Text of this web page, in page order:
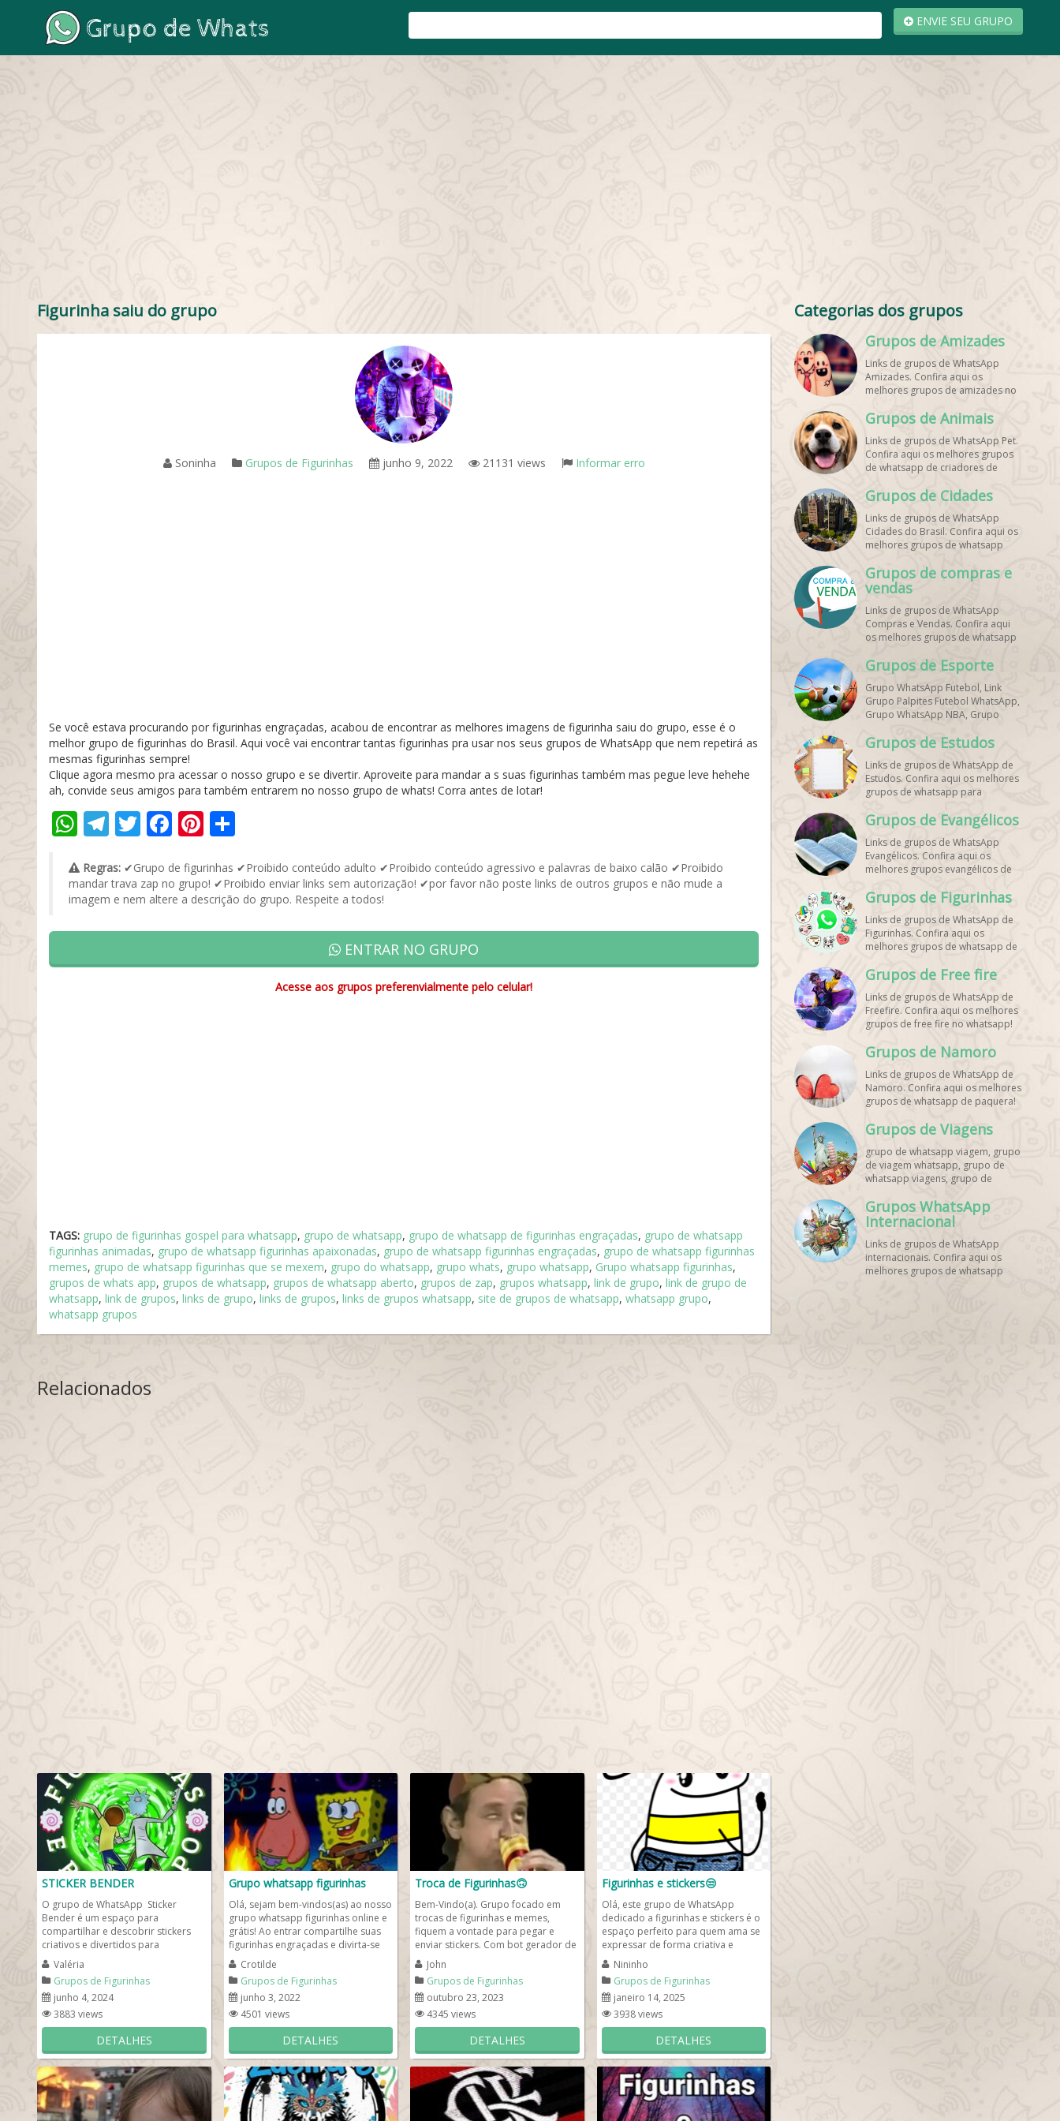
ENVIE SEU GRUPO
Figurinha saiu do grupo
Soninha Grupos de Figurinhas junho 9, 2022 21131 views Informar erro
Se você estava procurando por figurinhas engraçadas, acabou de encontrar as melhores imagens de figurinha saiu do grupo, esse é o
melhor grupo de figurinhas do Brasil. Aqui você vai encontrar tantas figurinhas pra usar nos seus grupos de WhatsApp que nem repetirá as
mesmas figurinhas sempre!
Clique agora mesmo pra acessar o nosso grupo e se divertir. Aproveite para mandar a s suas figurinhas também mas pegue leve hehehe
ah, convide seus amigos para também entrarem no nosso grupo de whats! Corra antes de lotar!
WhatsApp
Telegram
Twitter
Facebook
Pinterest
Regras: ✔Grupo de figurinhas ✔Proibido conteúdo adulto ✔Proibido conteúdo agressivo e palavras de baixo calão ✔Proibido
mandar trava zap no grupo! ✔Proibido enviar links sem autorização! ✔por favor não poste links de outros grupos e não mude a
imagem e nem altere a descrição do grupo. Respeite a todos!
ENTRAR NO GRUPO
Acesse aos grupos preferenvialmente pelo celular!
TAGS: grupo de figurinhas gospel para whatsapp, grupo de whatsapp, grupo de whatsapp de figurinhas engraçadas, grupo de whatsapp
figurinhas animadas, grupo de whatsapp figurinhas apaixonadas, grupo de whatsapp figurinhas engraçadas, grupo de whatsapp figurinhas
memes, grupo de whatsapp figurinhas que se mexem, grupo do whatsapp, grupo whats, grupo whatsapp, Grupo whatsapp figurinhas,
grupos de whats app, grupos de whatsapp, grupos de whatsapp aberto, grupos de zap, grupos whatsapp, link de grupo, link de grupo de
whatsapp, link de grupos, links de grupo, links de grupos, links de grupos whatsapp, site de grupos de whatsapp, whatsapp grupo,
whatsapp grupos
Relacionados
STICKER BENDER
O grupo de WhatsApp Sticker
Bender é um espaço para
compartilhar e descobrir stickers
criativos e divertidos para
WhatsApp. No grupo, você
encontrará: ...
Valéria
Grupos de Figurinhas
junho 4, 2024
3883 views
DETALHES
Grupo whatsapp figurinhas
Olá, sejam bem-vindos(as) ao nosso
grupo whatsapp figurinhas online e
grátis! Ao entrar compartilhe suas
figurinhas engraçadas e divirta-se
com o pessoal. ...
Crotilde
Grupos de Figurinhas
junho 3, 2022
4501 views
DETALHES
Troca de Figurinhas🙃
Bem-Vindo(a). Grupo focado em
trocas de figurinhas e memes,
fiquem a vontade para pegar e
enviar stickers. Com bot gerador de
figurinhas. Faça aqui novas...
John
Grupos de Figurinhas
outubro 23, 2023
4345 views
DETALHES
Figurinhas e stickers😒
Olá, este grupo de WhatsApp
dedicado a figurinhas e stickers é o
espaço perfeito para quem ama se
expressar de forma criativa e
divertida. Aqui,...
Nininho
Grupos de Figurinhas
janeiro 14, 2025
3938 views
DETALHES
Categorias dos grupos
Grupos de Amizades
Links de grupos de WhatsApp
Amizades. Confira aqui os
melhores grupos de amizades no
Grupos de Animais
Links de grupos de WhatsApp Pet.
Confira aqui os melhores grupos
de whatsapp de criadores de
Grupos de Cidades
Links de grupos de WhatsApp
Cidades do Brasil. Confira aqui os
melhores grupos de whatsapp
Grupos de compras e
vendas
Links de grupos de WhatsApp
Compras e Vendas. Confira aqui
os melhores grupos de whatsapp
Grupos de Esporte
Grupo WhatsApp Futebol, Link
Grupo Palpites Futebol WhatsApp,
Grupo WhatsApp NBA, Grupo
WhatsApp Treino, Grupo
WhatsApp Notícias Esportes,
Grupo de Debates Esportivos
WhatsApp, Grupo de Torcedores
[Nome do Time] WhatsApp, Link
Grupo WhatsApp Dicas de Treino,
Grupo WhatsApp Futebol Ao Vivo.
Grupo WhatsApp Esporte, Grupos
de Esporte WhatsApp, WhatsApp
Esportes, Comunidade Esportiva
WhatsApp, Link Grupo WhatsApp
Esporte. Link Grupo WhatsApp
Esporte, Grupo WhatsApp Futebol,
Link Grupo Palpites Futebol
WhatsApp, Grupo WhatsApp NBA,
Grupos de Estudos
Links de grupos de WhatsApp de
Estudos. Confira aqui os melhores
grupos de whatsapp para
Grupos de Evangélicos
Links de grupos de WhatsApp
Evangélicos. Confira aqui os
melhores grupos evangélicos de
Grupos de Figurinhas
Links de grupos de WhatsApp de
Figurinhas. Confira aqui os
melhores grupos de whatsapp de
Grupos de Free fire
Links de grupos de WhatsApp de
Freefire. Confira aqui os melhores
grupos de free fire no whatsapp!
Grupos de Namoro
Links de grupos de WhatsApp de
Namoro. Confira aqui os melhores
grupos de whatsapp de paquera!
Grupos de Viagens
grupo de whatsapp viagem, grupo
de viagem whatsapp, grupo de
whatsapp viagens, grupo de
viagem barata whatsapp, grupo de
mochileiros whatsapp, grupo de
excursão whatsapp, grupo de
viagem em grupo whatsapp, grupo
de viagens nacionais whatsapp,
Grupos WhatsApp
Internacional
Links de grupos de WhatsApp
internacionais. Confira aqui os
melhores grupos de whatsapp